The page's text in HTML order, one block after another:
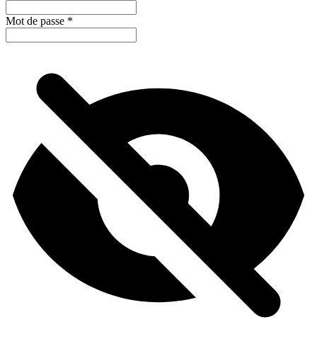
Mot de passe *